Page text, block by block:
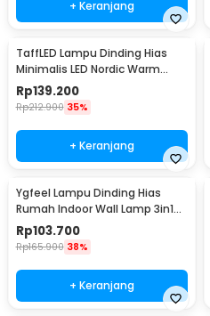
+ Keranjang
TaffLED Lampu Dinding Hias
Minimalis LED Nordic Warm
White E27 12W - G9
Rp139.200
Rp212.900 35%
+ Keranjang
Ygfeel Lampu Dinding Hias
Rumah Indoor Wall Lamp 3in1
Color - JS-QD407
Rp103.700
Rp165.900 38%
+ Keranjang